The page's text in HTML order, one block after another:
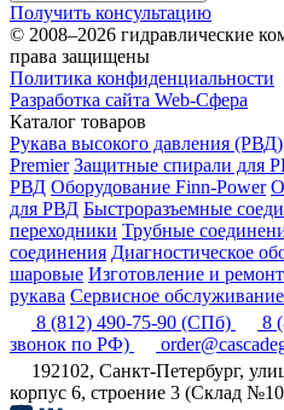
Получить консультацию
© 2008–2026 гидравлические
права защищены
Политика конфиденциальности
Разработка сайта Web-Сфера
Каталог товаров
Рукава высокого давления (РВД)
Premier Защитные спирали для
РВД Оборудование Finn-Power
для РВД Быстроразъемные
переходники Трубные
соединения Диагностическое
шаровые Изготовление и
рукава Сервисное
8 (812) 490-75-90 (СПб) 8
звонок по РФ)
192102, Санкт-Петербург,
корпус 6, строение 3 (Склад